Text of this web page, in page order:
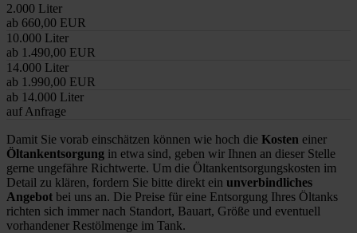
2.000 Liter
ab 660,00 EUR
10.000 Liter
ab 1.490,00 EUR
14.000 Liter
ab 1.990,00 EUR
ab 14.000 Liter
auf Anfrage
Damit Sie vorab einschätzen können wie hoch die Kosten einer
Öltankentsorgung in etwa sind, geben wir Ihnen an dieser Stelle
gerne ungefähre Richtwerte. Um die Öltankentsorgungskosten im
Detail zu klären, fordern Sie bitte direkt ein unverbindliches
Angebot bei uns an. Die Preise für eine Entsorgung Ihres Öltanks
richten sich immer nach Standort, Bauart, Größe und eventuell
vorhandener Restölmenge im Tank.